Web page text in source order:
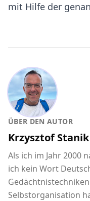
mit Hilfe der
ÜBER DEN AUTOR
Krzysztof Stanik
Als ich im Jahr 2000
ich kein Wort
Selbstorganisation